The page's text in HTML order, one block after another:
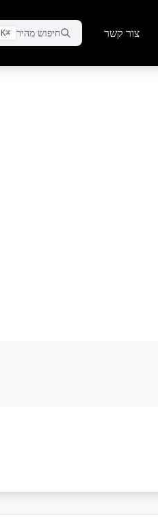
צור קשר חיפוש מהיר ⌘
K